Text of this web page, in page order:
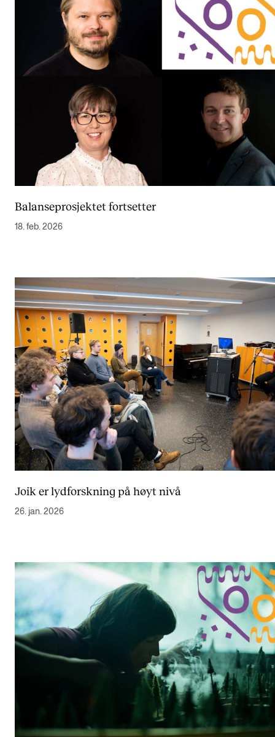
Balanseprosjektet fortsetter
18. feb. 2026
Joik er lydforskning på høyt nivå
26. jan. 2026